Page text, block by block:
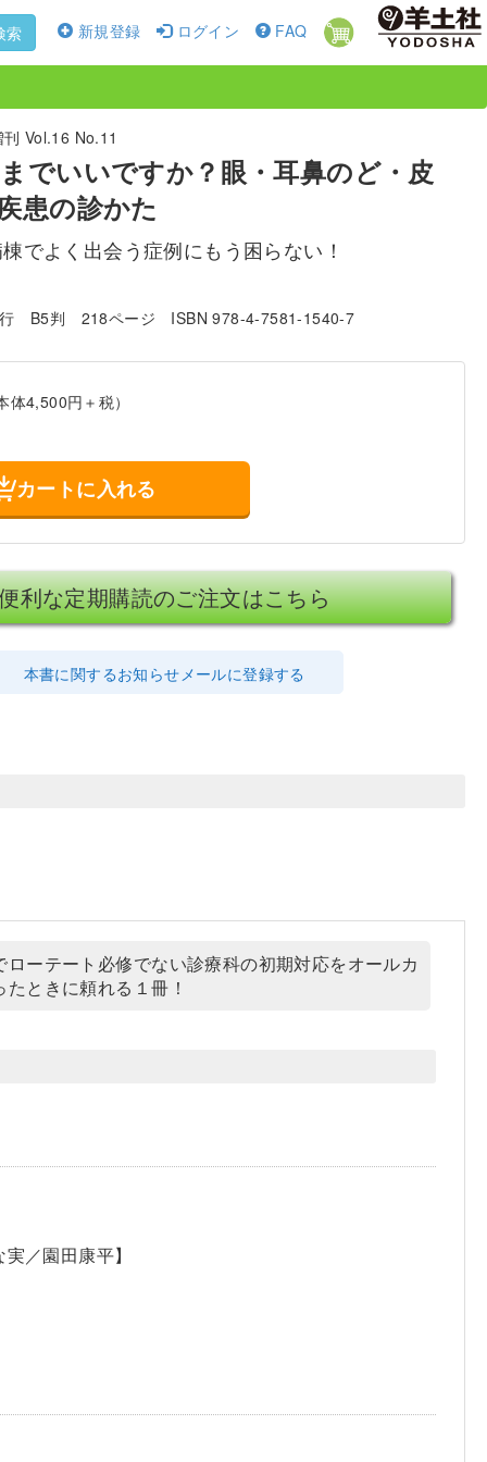
新規登録 ログイン FAQ
索
Vol.16 No.11
でいいですか？眼・耳鼻のど・皮
患の診かた
でよく出会う症例にもう困らない！
B5判 218ページ ISBN 978-4-7581-1540-7
体4,500円＋税）
カートに入れる
利な定期購読のご注文はこちら
本書に関するお知らせメールに登録する
ーテート必修でない診療科の初期対応をオールカ
ときに頼れる１冊！
／園田康平】